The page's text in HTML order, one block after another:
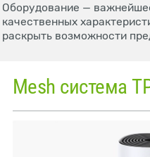
Оборудование —
качественных
раскрыть возможности